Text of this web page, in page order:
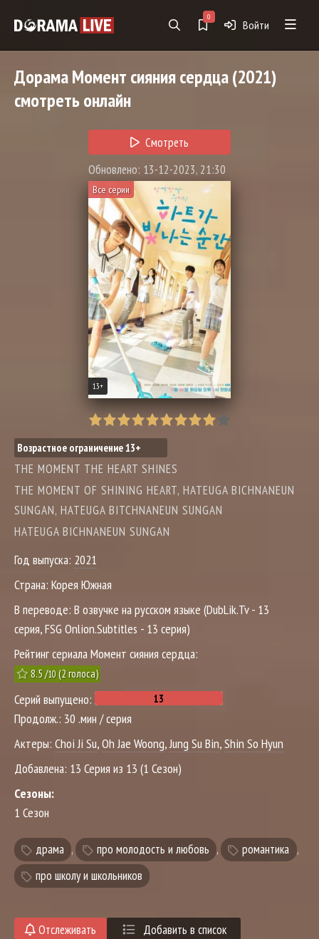
0
Войти
ДорамаМомент сияния сердца(2021)
смотреть онлайн
Смотреть
Обновлено: 13-12-2023, 21:30
Все серии
13+
Возрастное ограничение 13+
THE MOMENT THE HEART SHINES
THE MOMENT OF SHINING HEART, HATEUGA BICHNANEUN
SUNGAN, HATEUGA BITCHNANEUN SUNGAN
HATEUGA BICHNANEUN SUNGAN
Год выпуска: 2021
Страна: Корея Южная
В переводе: В озвучке на русском языке (DubLik.Tv - 13
серия, FSG Onlion.Subtitles - 13 серия)
Рейтинг сериала Момент сияния сердца:
8.5/10(2голоса)
Серий выпущено:
Продолж.: 30 .мин / серия
Актеры: Choi Ji Su,Oh Jae Woong,Jung Su Bin,Shin So Hyun
Добавлена: 13 Серия из 13 (1 Сезон)
Сезоны:
1 Сезон
драма , про молодость и любовь , романтика ,
про школу и школьников
Отслеживать
Добавить в список